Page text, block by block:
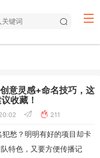
意灵感+命名技巧，这
收藏！
211
愁？明明有好的项目却卡
特色，又要方便传播记